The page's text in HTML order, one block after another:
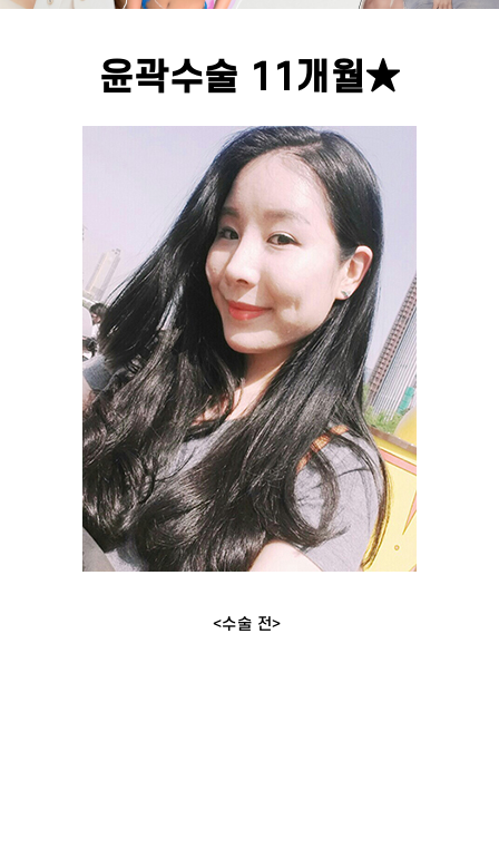
윤곽수술 11개월★
<수술 전>